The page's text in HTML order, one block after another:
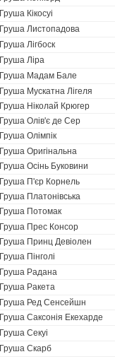
Груша Кікосуі
Груша Листопадова
Груша Лігбоск
Груша Ліра
Груша Мадам Бале
Груша Мускатна Лігеля
Груша Ніколай Крюгер
Груша Олів'є де Сер
Груша Олімпік
Груша Оригінальна
Груша Осінь Буковини
Груша П'єр Корнель
Груша Платонівська
Груша Потомак
Груша Прес Консор
Груша Принц Девіолен
Груша Пінголі
Груша Радана
Груша Ракета
Груша Ред Сенсейшн
Груша Саксонія Екехарде
Груша Секуі
Груша Скарб